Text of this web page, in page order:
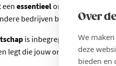
Over
We
deze
bieden en
een essentieelonderdeel van
bedrijven binnen het sterke
is inbegrepen in het
legt die jouw onderneming